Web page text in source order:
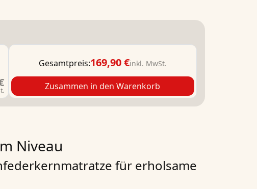
Gesamtpreis:169,90 €inkl. MwSt.
Zusammen in den Warenkorb
Niveau
für erholsame